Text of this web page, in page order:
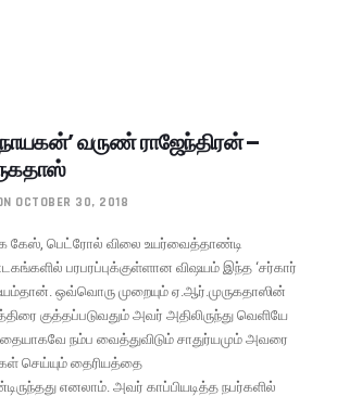
வருண் ராஜேந்திரன் –
OCTOBER 30, 2018
கேஸ், பெட்ரோல் விலை உயர்வைத்தாண்டி
பரபரப்புக்குள்ளான விஷயம் இந்த ‘சர்கார்
ஒவ்வொரு முறையும் ஏ.ஆர்.முருகதாஸின்
குத்தப்படுவதும் அவர் அதிலிருந்து வெளியே
நம்ப வைத்துவிடும் சாதுர்யமும் அவரை
செய்யும் தைரியத்தை
எனலாம். அவர் காப்பியடித்த நபர்களில்